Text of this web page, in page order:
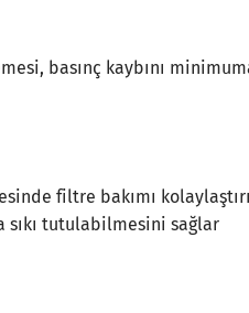
basınç kaybını
filtre bakımı
sıkı tutulabilmesini sağlar